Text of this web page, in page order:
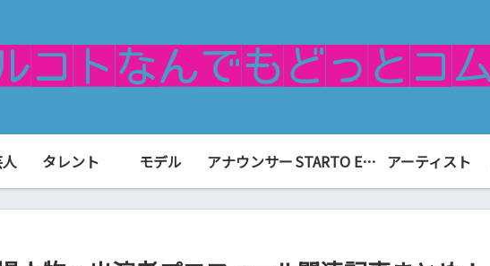
タレント モデル アナウンサー STARTO ENTERTAINMENT（旧ジャニーズ） アーティスト